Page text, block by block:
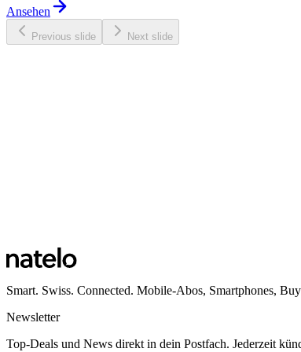
Ansehen
Previous slide Next slide
Smart. Swiss. Connected. Mobile-Abos, Smartphones,
Newsletter
Top-Deals und News direkt in dein Postfach. Jederzeit